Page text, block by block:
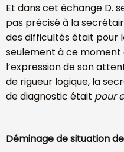
Et dans cet échange D.
pas précisé à la
des difficultés était pour
seulement à ce moment
l’expression de son
de rigueur logique, la
de diagnostic était pour
Déminage de situation